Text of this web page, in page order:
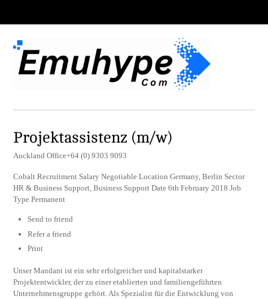
Projektassistenz (m/w)
Auckland Office+64 (0) 9303 9093
Cobalt Recruitment Salary Negotiable Location Germany, Berlin Sector
HR & Business Support, Business Support Date 6th February 2018 Job
Type Permanent
Send to friend
Refer a friend
Print
Unser Mandant ist ein sehr erfolgreicher und kapitalstarker
Projektentwickler, der zu einer etablierten und familiengeführten
Unternehmensgruppe gehört. Als Spezialist für die Entwicklung von